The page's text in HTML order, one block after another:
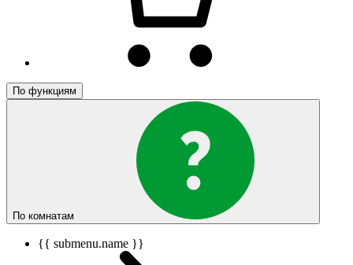
По функциям
По комнатам
{{ submenu.name }}